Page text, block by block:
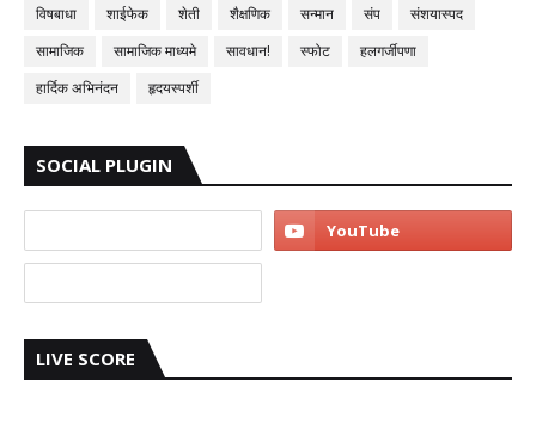
विषबाधा
शाईफेक शेती शैक्षणिक सन्मान संप
संशयास्पद
सामाजिक
सामाजिक माध्यमे सावधान! स्फोट
हलगर्जीपणा
हार्दिक अभिनंदन
हृदयस्पर्शी
SOCIAL PLUGIN
LIVE SCORE